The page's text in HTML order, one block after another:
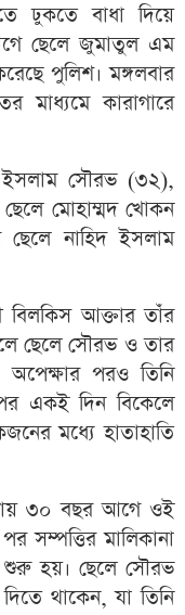
ঢুকতে বাধা দিয়ে
ছেলে জুমাতুল এম
পুলিশ। মঙ্গলবার
কারাগারে
ইসলাম সৌরভ (৩২),
মোহাম্মদ খোকন
নাহিদ ইসলাম
আক্তার তাঁর
ছেলে সৌরভ ও তার
অপেক্ষার পরও তিনি
একই দিন বিকেলে
মধ্যে হাতাহাতি
৩০ বছর আগে ওই
সম্পত্তির মালিকানা
শুরু হয়। ছেলে সৌরভ
থাকেন, যা তিনি